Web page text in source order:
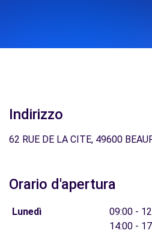
Indirizzo
62 RUE DE LA CITE, 49600
Orario d'apertura
Lunedì
09:00 -
14:00 -